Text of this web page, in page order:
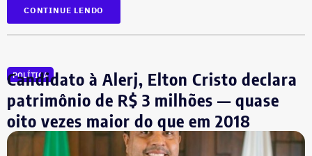
A única estatística que apresentou queda foi a de
violência física, que passou de 43.743 em 2024 para
Símbolo dessa batalha, a atriz e jornalista Cristiane
Machado vivenciou essa realidade em 2018, quando se
tornou conhecida do público ao filmar as agressões que
sofria do ex-marido, o empresário e ex-diplomata Sérgio
CONTINUE LENDO
POLÍTICA
Candidato à Alerj, Elton Cristo declara
patrimônio de R$ 3 milhões — quase
oito vezes maior do que em 2018